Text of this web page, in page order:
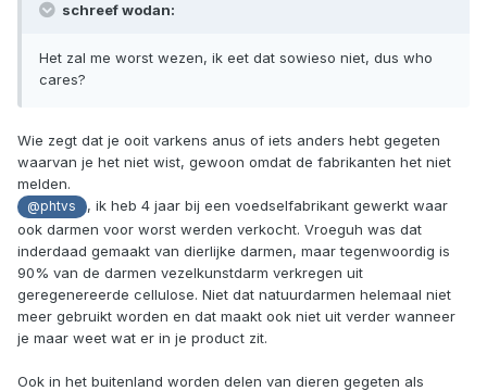
schreef wodan:
Het zal me worst wezen, ik eet dat sowieso niet, dus who
cares?
Wie zegt dat je ooit varkens anus of iets anders hebt gegeten
waarvan je het niet wist, gewoon omdat de fabrikanten het niet
melden.
@phtvs
, ik heb 4 jaar bij een voedselfabrikant gewerkt waar
ook darmen voor worst werden verkocht. Vroeguh was dat
inderdaad gemaakt van dierlijke darmen, maar tegenwoordig is
90% van de darmen vezelkunstdarm verkregen uit
geregenereerde cellulose. Niet dat natuurdarmen helemaal niet
meer gebruikt worden en dat maakt ook niet uit verder wanneer
je maar weet wat er in je product zit.
Ook in het buitenland worden delen van dieren gegeten als